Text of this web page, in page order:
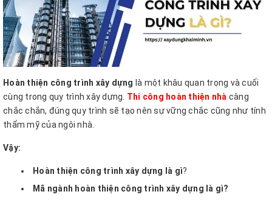
Hoàn thiện công trình xây dựng là một khâu quan trọng và cuối
cùng trong quy trình xây dựng. Thi công hoàn thiện nhà càng
chắc chắn, đúng quy trình sẽ tạo nên sự vững chắc cũng như tính
thẩm mỹ của ngôi nhà.
Vậy:
Hoàn thiện công trình xây dựng là gì?
Mã ngành hoàn thiện công trình xây dựng là gì?